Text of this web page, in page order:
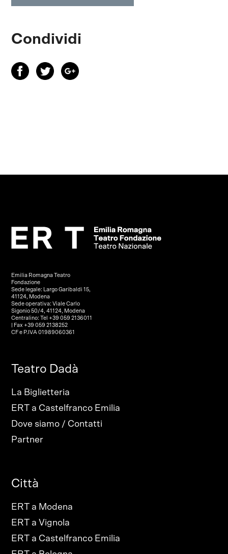
Condividi
Emilia Romagna Teatro
Fondazione
Sede legale: Largo Garibaldi 15,
41124, Modena
Sede operativa: Viale Carlo
Sigonio 50/4, 41124, Modena
Centralino: Tel +39 059 2136011
| Fax +39 059 2138252
CF e P.IVA 01989060361
Teatro Dadà
La Biglietteria
ERT a Castelfranco Emilia
Dove siamo / Contatti
Partner
Città
ERT a Modena
ERT a Vignola
ERT a Castelfranco Emilia